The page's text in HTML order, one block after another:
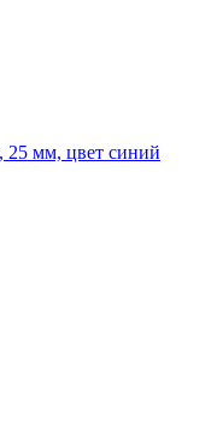
25 мм, цвет синий